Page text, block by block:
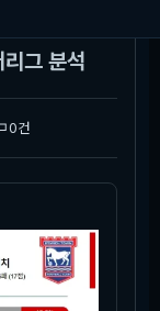
그 분석
그 분석
0건